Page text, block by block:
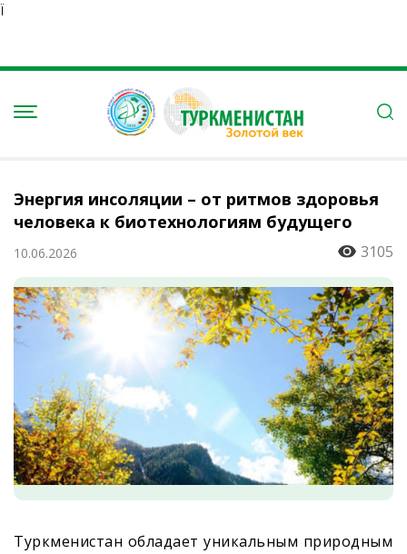
Ï
Энергия инсоляции – от ритмов здоровья
человека к биотехнологиям будущего
10.06.2026 3105
Туркменистан обладает уникальным природным